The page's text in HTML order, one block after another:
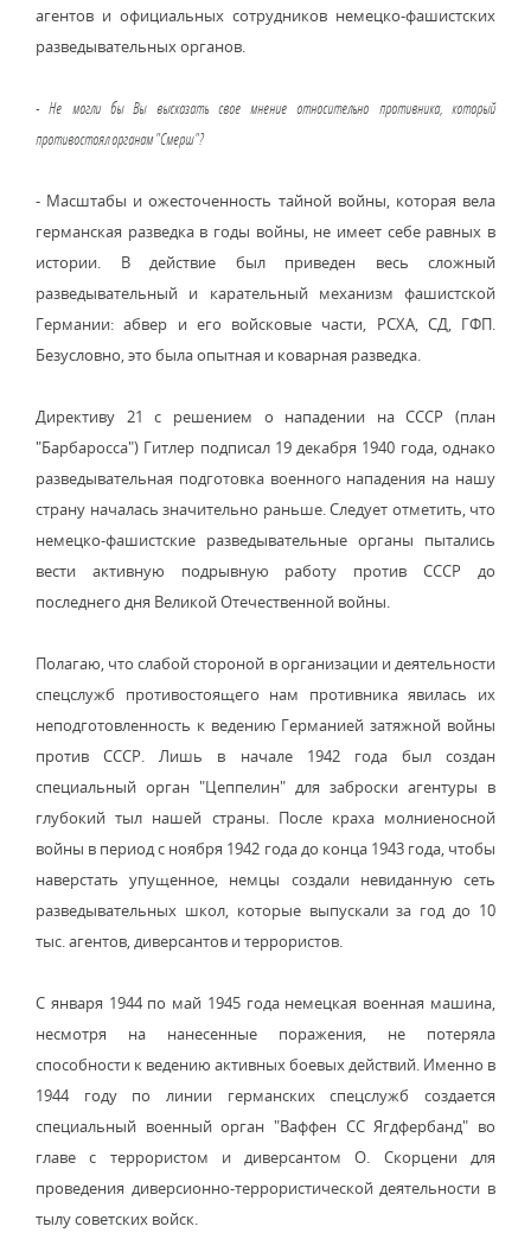
агентов и официальных сотрудников немецко-фашистских
разведывательных органов.
- Не могли бы Вы высказать свое мнение относительно противника, который
противостоял органам "Смерш"?
- Масштабы и ожесточенность тайной войны, которая вела
германская разведка в годы войны, не имеет себе равных в
истории. В действие был приведен весь сложный
разведывательный и карательный механизм фашистской
Германии: абвер и его войсковые части, РСХА, СД, ГФП.
Безусловно, это была опытная и коварная разведка.
Директиву 21 с решением о нападении на СССР (план
"Барбаросса") Гитлер подписал 19 декабря 1940 года, однако
разведывательная подготовка военного нападения на нашу
страну началась значительно раньше. Следует отметить, что
немецко-фашистские разведывательные органы пытались
вести активную подрывную работу против СССР до
последнего дня Великой Отечественной войны.
Полагаю, что слабой стороной в организации и деятельности
спецслужб противостоящего нам противника явилась их
неподготовленность к ведению Германией затяжной войны
против СССР. Лишь в начале 1942 года был создан
специальный орган "Цеппелин" для заброски агентуры в
глубокий тыл нашей страны. После краха молниеносной
войны в период с ноября 1942 года до конца 1943 года, чтобы
наверстать упущенное, немцы создали невиданную сеть
разведывательных школ, которые выпускали за год до 10
тыс. агентов, диверсантов и террористов.
С января 1944 по май 1945 года немецкая военная машина,
несмотря на нанесенные поражения, не потеряла
способности к ведению активных боевых действий. Именно в
1944 году по линии германских спецслужб создается
специальный военный орган "Ваффен СС Ягдфербанд" во
главе с террористом и диверсантом О. Скорцени для
проведения диверсионно-террористической деятельности в
тылу советских войск.